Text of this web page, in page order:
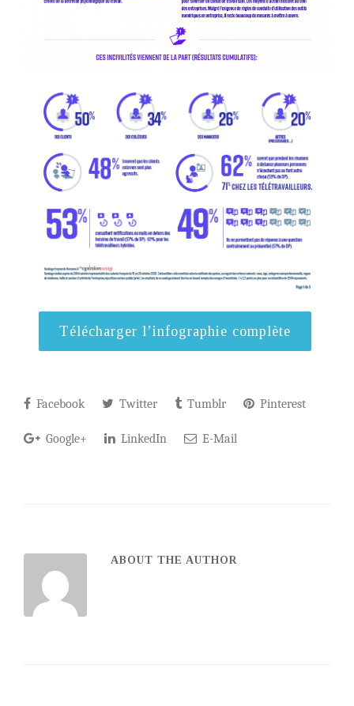
Télécharger l’infographie complète
Facebook Twitter Tumblr Pinterest
Google+ LinkedIn E-Mail
ABOUT THE AUTHOR